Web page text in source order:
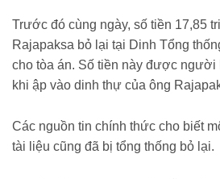
Trước đó cùng ngày, số tiền 17,85
Rajapaksa bỏ lại tại Dinh Tổng
cho tòa án. Số tiền này được người
khi ập vào dinh thự của ông
Các nguồn tin chính thức cho biết
tài liệu cũng đã bị tổng thống bỏ lại.